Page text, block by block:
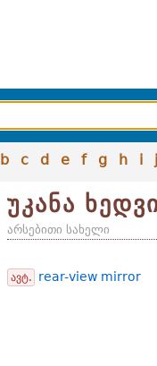
b c d e f g h i j
უკანა
არსებითი სახელი
ავტ. rear-view mirror